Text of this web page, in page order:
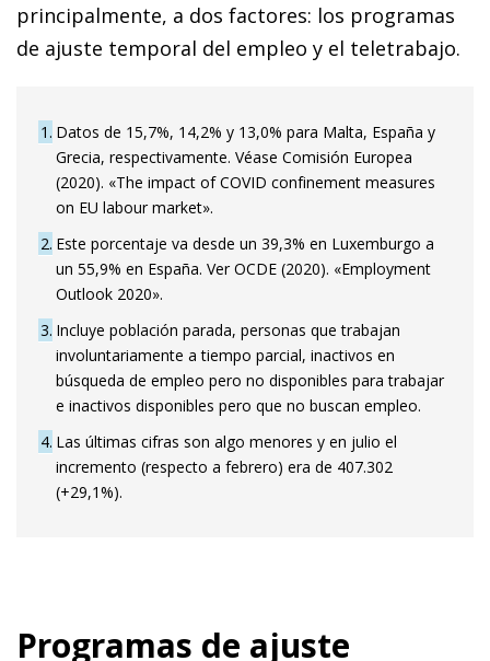
principalmente, a dos factores: los programas
de ajuste temporal del empleo y el teletrabajo.
1 Datos de 15,7%, 14,2% y 13,0% para Malta, España y
Grecia, respectivamente. Véase Comisión Europea
(2020). «The impact of COVID confinement measures
on EU labour market».
2 Este porcentaje va desde un 39,3% en Luxemburgo a
un 55,9% en España. Ver OCDE (2020). «Employment
Outlook 2020».
3 Incluye población parada, personas que trabajan
involuntariamente a tiempo parcial, inactivos en
búsqueda de empleo pero no disponibles para trabajar
e inactivos disponibles pero que no buscan empleo.
4 Las últimas cifras son algo menores y en julio el
incremento (respecto a febrero) era de 407.302
(+29,1%).
Programas de ajuste